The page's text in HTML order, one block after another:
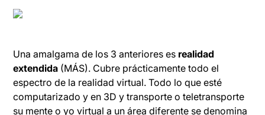
Una amalgama de los 3 anteriores es realidad
extendida (MÁS). Cubre prácticamente todo el
espectro de la realidad virtual. Todo lo que esté
computarizado y en 3D y transporte o teletransporte
su mente o yo virtual a un área diferente se denomina